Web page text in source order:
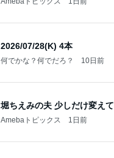
2026/07/28(K) 4本
何でかな？何でだろ？ 10日前
堀ちえみの夫 少しだけ変え
Amebaトピックス 1日前